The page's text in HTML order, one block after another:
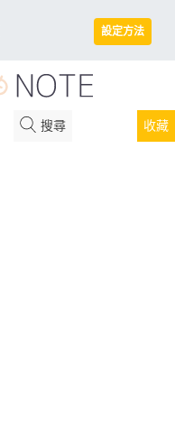
設定方法
搜尋 收藏